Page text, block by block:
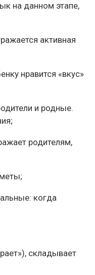
на данном этапе,
активная
нравится «вкус»
и родные.
родителям,
когда
складывает